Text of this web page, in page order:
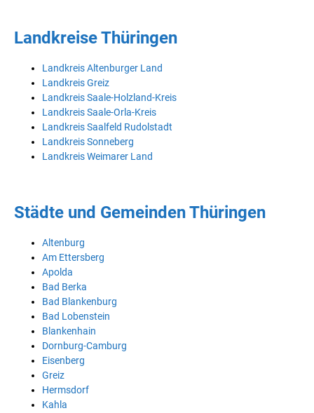
Landkreise Thüringen
Landkreis Altenburger Land
Landkreis Greiz
Landkreis Saale-Holzland-Kreis
Landkreis Saale-Orla-Kreis
Landkreis Saalfeld Rudolstadt
Landkreis Sonneberg
Landkreis Weimarer Land
Städte und Gemeinden Thüringen
Altenburg
Am Ettersberg
Apolda
Bad Berka
Bad Blankenburg
Bad Lobenstein
Blankenhain
Dornburg-Camburg
Eisenberg
Greiz
Hermsdorf
Kahla